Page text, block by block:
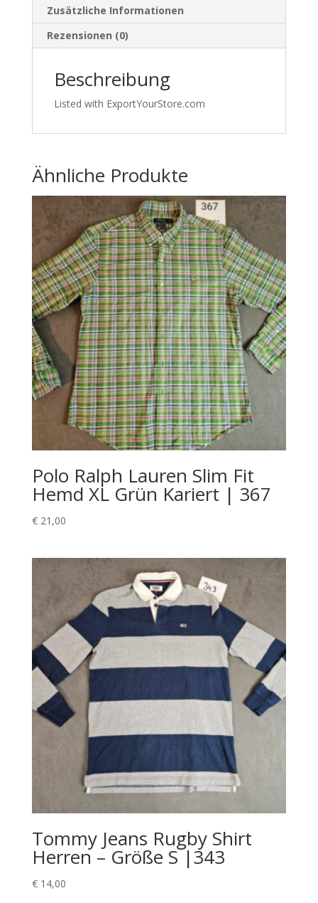
Athletic
Style
Menge
Zusätzliche Informationen
Rezensionen (0)
Beschreibung
Listed with ExportYourStore.com
Ähnliche Produkte
Polo Ralph Lauren Slim Fit
Hemd XL Grün Kariert | 367
€21,00
Tommy Jeans Rugby Shirt
Herren – Größe S |343
€14,00